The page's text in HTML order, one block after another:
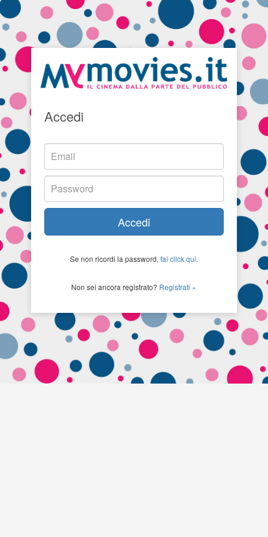
Accedi
Accedi
Se non ricordi la password, fai click qui.
Non sei ancora registrato? Registrati »